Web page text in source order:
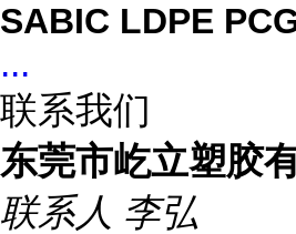
SABIC LDPE
...
联系我们
东莞市屹立塑胶
联系人 李弘